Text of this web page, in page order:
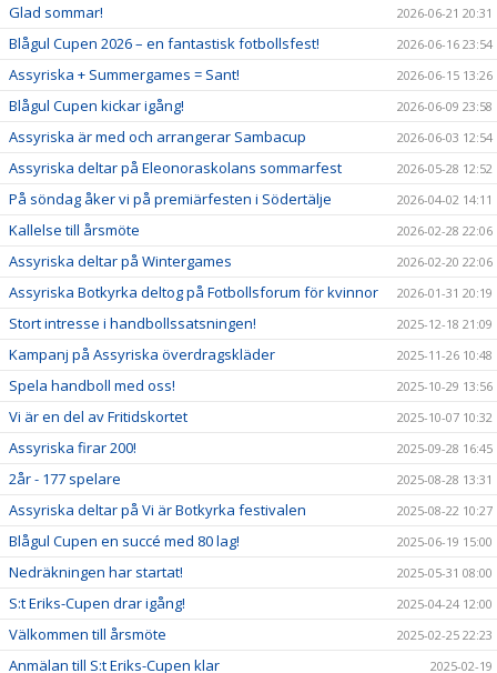
Glad sommar! 2026-06-21 20:31
Blågul Cupen 2026 – en fantastisk fotbollsfest! 2026-06-16 23:54
Assyriska + Summergames = Sant! 2026-06-15 13:26
Blågul Cupen kickar igång! 2026-06-09 23:58
Assyriska är med och arrangerar Sambacup 2026-06-03 12:54
Assyriska deltar på Eleonoraskolans sommarfest 2026-05-28 12:52
På söndag åker vi på premiärfesten i Södertälje 2026-04-02 14:11
Kallelse till årsmöte 2026-02-28 22:06
Assyriska deltar på Wintergames 2026-02-20 22:06
Assyriska Botkyrka deltog på Fotbollsforum för kvinnor 2026-01-31 20:19
Stort intresse i handbollssatsningen! 2025-12-18 21:09
Kampanj på Assyriska överdragskläder 2025-11-26 10:48
Spela handboll med oss! 2025-10-29 13:56
Vi är en del av Fritidskortet 2025-10-07 10:32
Assyriska firar 200! 2025-09-28 16:45
2år - 177 spelare 2025-08-28 13:31
Assyriska deltar på Vi är Botkyrka festivalen 2025-08-22 10:27
Blågul Cupen en succé med 80 lag! 2025-06-19 15:00
Nedräkningen har startat! 2025-05-31 08:00
S:t Eriks-Cupen drar igång! 2025-04-24 12:00
Välkommen till årsmöte 2025-02-25 22:23
Anmälan till S:t Eriks-Cupen klar 2025-02-19